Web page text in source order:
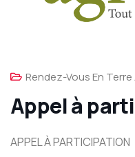
Rendez-Vous En
Appel à
APPEL À PARTICIPATION